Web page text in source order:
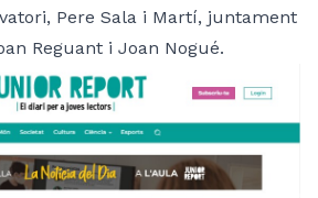
Pere Sala i Martí, juntament
Reguant i Joan Nogué.